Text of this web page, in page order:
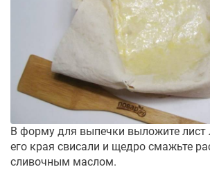
В форму для выпечки выложите лист
его края свисали и щедро смажьте
сливочным маслом.